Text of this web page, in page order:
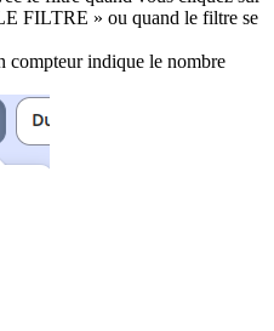
FILTRE » ou quand le filtre se
compteur indique le nombre